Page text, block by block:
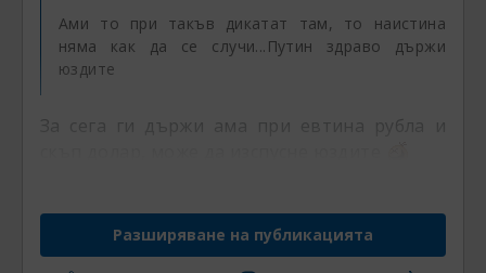
Ами то при такъв дикатат там, то наистина
няма как да се случи...Путин здраво държи
юздите
За сега ги държи ама при евтина рубла и
Разширяване на публикацията